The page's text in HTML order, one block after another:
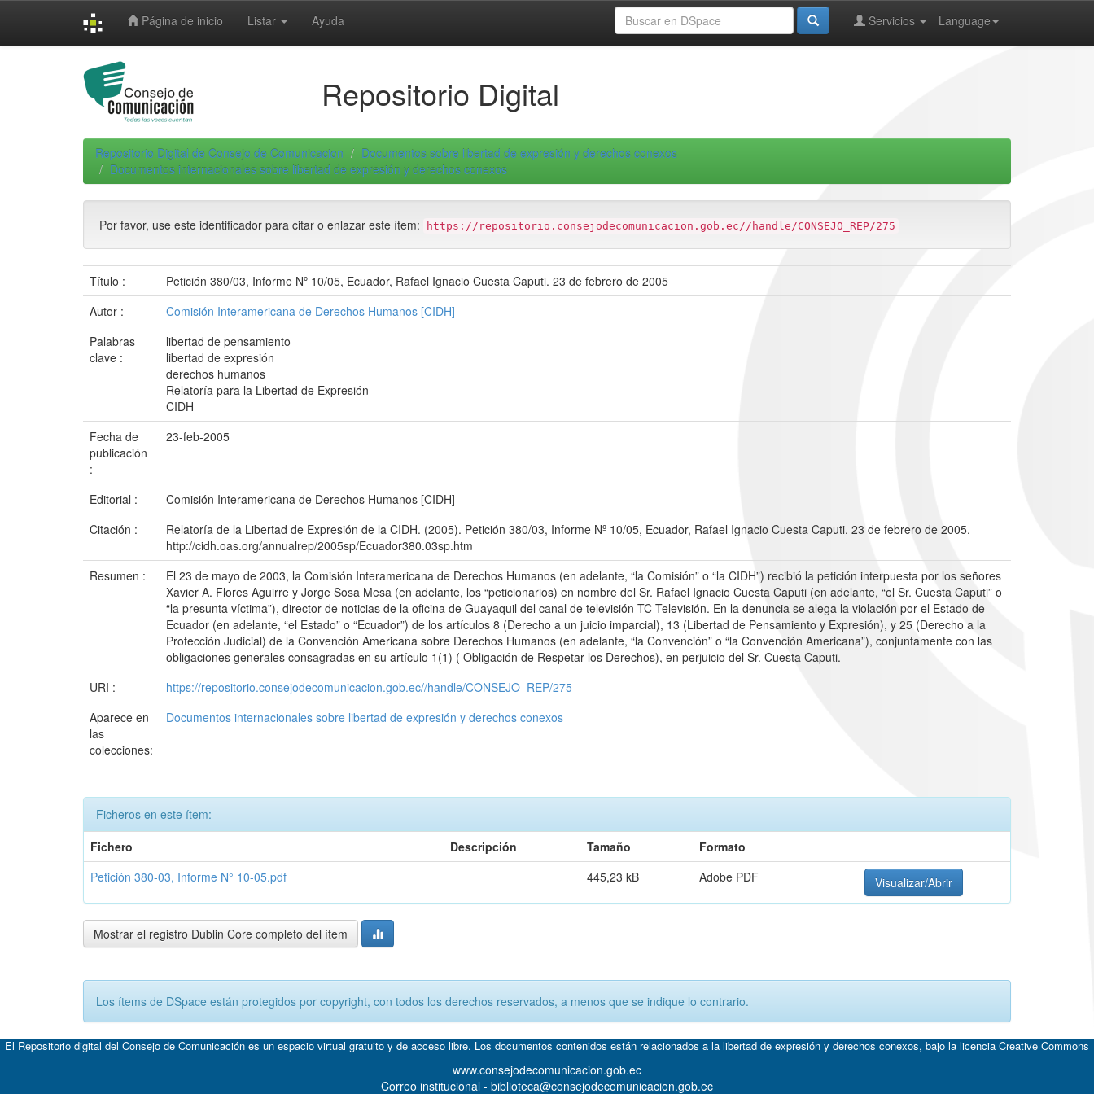
Página de inicio Listar Ayuda Language
Servicios
Repositorio Digital
Repositorio Digital de Consejo de Comunicacion
Documentos sobre libertad de expresión y derechos conexos
Documentos internacionales sobre libertad de expresión y derechos conexos
Por favor, use este identificador para citar o enlazar este ítem: https://repositorio.consejodecomunicacion.gob.ec//handle/CONSEJO_REP/275
Título :
Petición 380/03, Informe Nº 10/05, Ecuador, Rafael Ignacio Cuesta Caputi. 23 de febrero de 2005
Autor :
Comisión Interamericana de Derechos Humanos [CIDH]
Palabras
clave :
libertad de pensamiento
libertad de expresión
derechos humanos
Relatoría para la Libertad de Expresión
CIDH
Fecha de
publicación
:
23-feb-2005
Editorial :
Comisión Interamericana de Derechos Humanos [CIDH]
Citación :
Relatoría de la Libertad de Expresión de la CIDH. (2005). Petición 380/03, Informe Nº 10/05, Ecuador, Rafael Ignacio Cuesta Caputi. 23 de febrero de 2005.
http://cidh.oas.org/annualrep/2005sp/Ecuador380.03sp.htm
Resumen :
El 23 de mayo de 2003, la Comisión Interamericana de Derechos Humanos (en adelante, “la Comisión” o “la CIDH”) recibió la petición interpuesta por los señores
Xavier A. Flores Aguirre y Jorge Sosa Mesa (en adelante, los “peticionarios) en nombre del Sr. Rafael Ignacio Cuesta Caputi (en adelante, “el Sr. Cuesta Caputi” o
“la presunta víctima”), director de noticias de la oficina de Guayaquil del canal de televisión TC-Televisión. En la denuncia se alega la violación por el Estado de
Ecuador (en adelante, “el Estado” o “Ecuador”) de los artículos 8 (Derecho a un juicio imparcial), 13 (Libertad de Pensamiento y Expresión), y 25 (Derecho a la
Protección Judicial) de la Convención Americana sobre Derechos Humanos (en adelante, “la Convención” o “la Convención Americana”), conjuntamente con las
obligaciones generales consagradas en su artículo 1(1) ( Obligación de Respetar los Derechos), en perjuicio del Sr. Cuesta Caputi.
URI :
https://repositorio.consejodecomunicacion.gob.ec//handle/CONSEJO_REP/275
Aparece en
las
colecciones:
Documentos internacionales sobre libertad de expresión y derechos conexos
Ficheros en este ítem:
Fichero
Descripción Tamaño
Formato
Petición 380-03, Informe N° 10-05.pdf
445,23 kB Adobe PDF Visualizar/Abrir
Mostrar el registro Dublin Core completo del ítem
Los ítems de DSpace están protegidos por copyright, con todos los derechos reservados, a menos que se indique lo contrario.
El Repositorio digital del Consejo de Comunicación es un espacio virtual gratuito y de acceso libre. Los documentos contenidos están relacionados a la libertad de expresión y derechos conexos, bajo la licencia Creative Commons
www.consejodecomunicacion.gob.ec
Correo institucional - biblioteca@consejodecomunicacion.gob.ec